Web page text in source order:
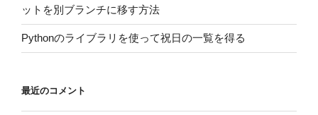
ットを別ブランチに移す方法
Pythonのライブラリを使って祝日の一覧を得る
最近のコメント